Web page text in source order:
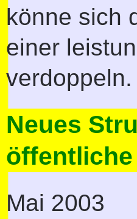
könne sich
einer
verdoppeln.
Neues
öffentliche
Mai 2003